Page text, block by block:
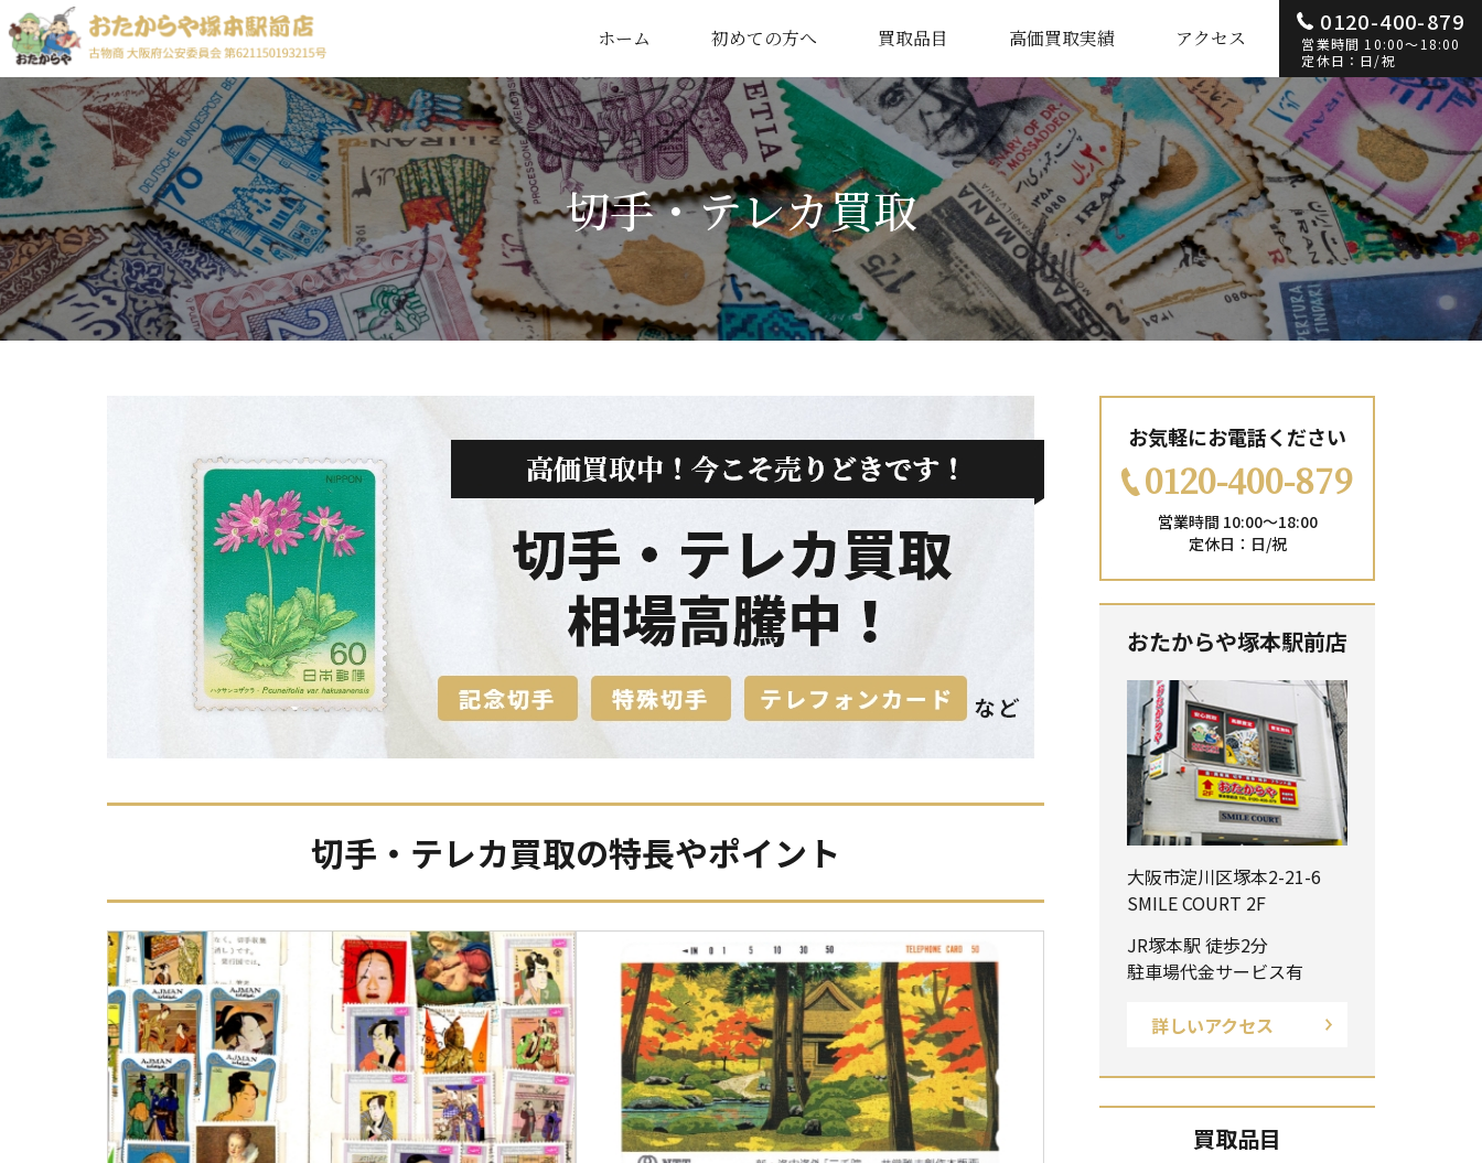
ホーム 初めての方へ 買取品目 高価買取実績 アクセス
0120-400-879
営業時間 10:00～18:00
定休日：日/祝
切手・テレカ買取
切手・テレカ買取の特長やポイント
お気軽にお電話ください
0120-400-879
営業時間 10:00～18:00
定休日：日/祝
おたからや塚本駅前店
大阪市淀川区塚本2-21-6
SMILE COURT 2F
JR塚本駅 徒歩2分
駐車場代金サービス有
詳しいアクセス
買取品目